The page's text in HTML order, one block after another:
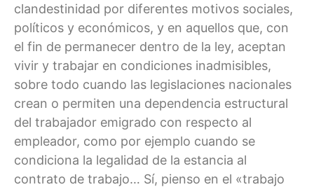
clandestinidad por diferentes motivos sociales,
políticos y económicos, y en aquellos que, con
el fin de permanecer dentro de la ley, aceptan
vivir y trabajar en condiciones inadmisibles,
sobre todo cuando las legislaciones nacionales
crean o permiten una dependencia estructural
del trabajador emigrado con respecto al
empleador, como por ejemplo cuando se
condiciona la legalidad de la estancia al
contrato de trabajo… Sí, pienso en el «trabajo